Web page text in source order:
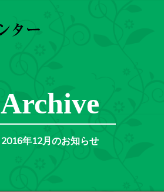
Archive
2016年12月のお知らせ